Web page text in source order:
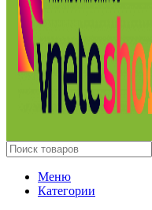
Меню
Категории